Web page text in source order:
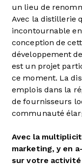
un lieu de
Avec la distillerie
incontournable
conception de
développement
est un projet
ce moment. La
emplois dans la
de fournisseurs
communauté
Avec la
marketing, y en
sur votre activité